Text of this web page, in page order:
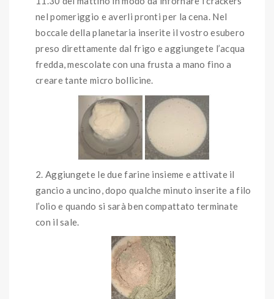
nel pomeriggio e averli pronti per la cena. Nel
boccale della planetaria inserite il vostro esubero
preso direttamente dal frigo e aggiungete l’acqua
fredda, mescolate con una frusta a mano fino a
creare tante micro bollicine.
Aggiungete le due farine insieme e attivate il
gancio a uncino, dopo qualche minuto inserite a filo
l’olio e quando si sarà ben compattato terminate
con il sale.